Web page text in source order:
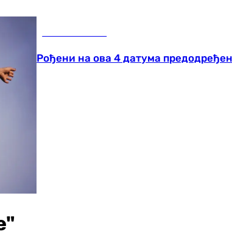
Рођени на ова 4 датума